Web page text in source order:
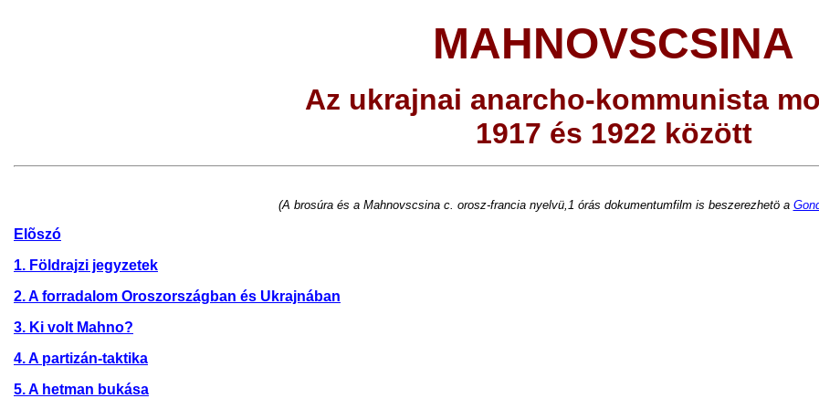
MAHNOVSCSINA
Az ukrajnai anarcho-kommunista
1917 és 1922 között
(A brosúra és a Mahnovscsina c. orosz-francia nyelvü,1 órás dokumentumfilm is beszerezhetö a
Elõszó
1. Földrajzi jegyzetek
2. A forradalom Oroszországban és Ukrajnában
3. Ki volt Mahno?
4. A partizán-taktika
5. A hetman bukása